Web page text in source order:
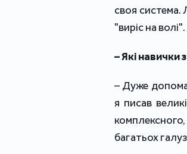
своя система.
"виріс на
– Які навички
– Дуже
я писав
багатьох